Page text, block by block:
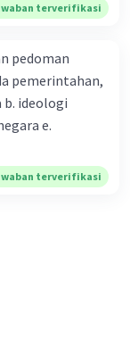
terverifikasi
pedoman
pemerintahan,
b. ideologi
e.
terverifikasi